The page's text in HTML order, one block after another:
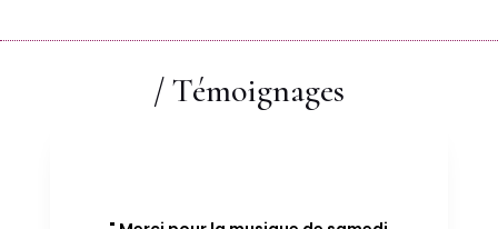
/ Témoignages